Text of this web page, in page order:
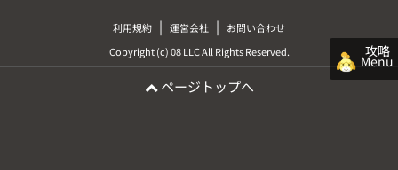
攻略
Menu
利用規約 | 運営会社 |
お問い合わせ
Copyright (c) 08 LLC All Rights Reserved.
ページトップへ